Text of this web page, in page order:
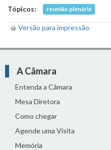
Tópicos: reunião plenária
Versão para impressão
A Câmara
Entenda a Câmara
Mesa Diretora
Como chegar
Agende uma Visita
Memória